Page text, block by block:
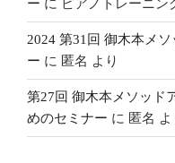
ー に ピアノトレーニン
2024 第31回 御木本メ
ー に 匿名 より
第27回 御木本メソッド
めのセミナー に 匿名 よ